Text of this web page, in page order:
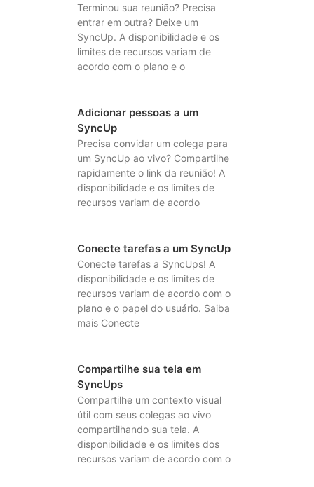
Terminou sua reunião? Precisa
entrar em outra? Deixe um
SyncUp. A disponibilidade e os
limites de recursos variam de
acordo com o plano e o
Adicionar pessoas a um
SyncUp
Precisa convidar um colega para
um SyncUp ao vivo? Compartilhe
rapidamente o link da reunião! A
disponibilidade e os limites de
recursos variam de acordo
Conecte tarefas a um SyncUp
Conecte tarefas a SyncUps! A
disponibilidade e os limites de
recursos variam de acordo com o
plano e o papel do usuário. Saiba
mais Conecte
Compartilhe sua tela em
SyncUps
Compartilhe um contexto visual
útil com seus colegas ao vivo
compartilhando sua tela. A
disponibilidade e os limites dos
recursos variam de acordo com o